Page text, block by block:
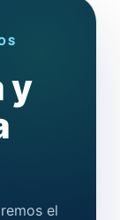
y
el